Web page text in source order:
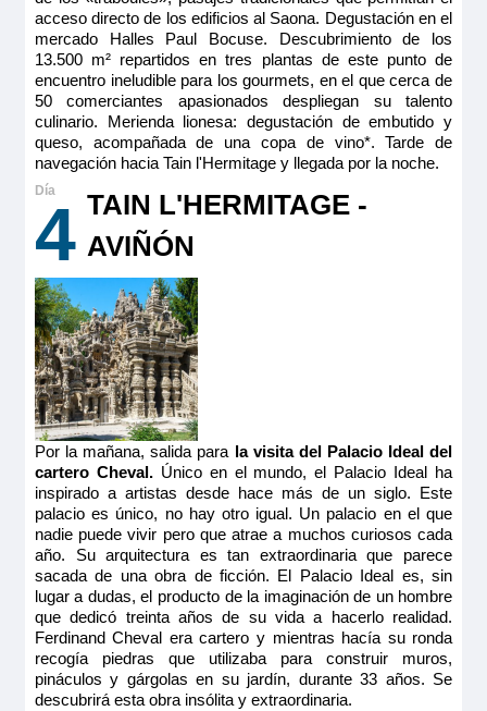
acceso directo de los edificios al Saona. Degustación en el
mercado Halles Paul Bocuse. Descubrimiento de los
13.500 m² repartidos en tres plantas de este punto de
encuentro ineludible para los gourmets, en el que cerca de
50 comerciantes apasionados despliegan su talento
culinario. Merienda lionesa: degustación de embutido y
queso, acompañada de una copa de vino*. Tarde de
navegación hacia Tain l'Hermitage y llegada por la noche.
4 TAIN L'HERMITAGE -
AVIÑÓN
Por la mañana, salida para la visita del Palacio Ideal del
cartero Cheval.Único en el mundo, el Palacio Ideal ha
inspirado a artistas desde hace más de un siglo. Este
palacio es único, no hay otro igual. Un palacio en el que
nadie puede vivir pero que atrae a muchos curiosos cada
año. Su arquitectura es tan extraordinaria que parece
sacada de una obra de ficción. El Palacio Ideal es, sin
lugar a dudas, el producto de la imaginación de un hombre
que dedicó treinta años de su vida a hacerlo realidad.
Ferdinand Cheval era cartero y mientras hacía su ronda
recogía piedras que utilizaba para construir muros,
pináculos y gárgolas en su jardín, durante 33 años. Se
descubrirá esta obra insólita y extraordinaria.